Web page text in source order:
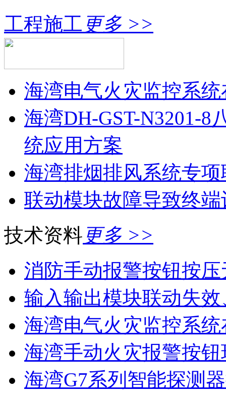
工程施工 更多 >>
海湾电气火灾监控系
海湾DH-GST-N3201-8
统应用方案
海湾排烟排风系统专
联动模块故障导致终
技术资料 更多 >>
消防手动报警按钮按
输入输出模块联动失
海湾电气火灾监控系统
海湾手动火灾报警按钮
海湾G7系列智能探测